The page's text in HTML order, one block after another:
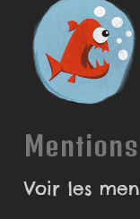
Voir les